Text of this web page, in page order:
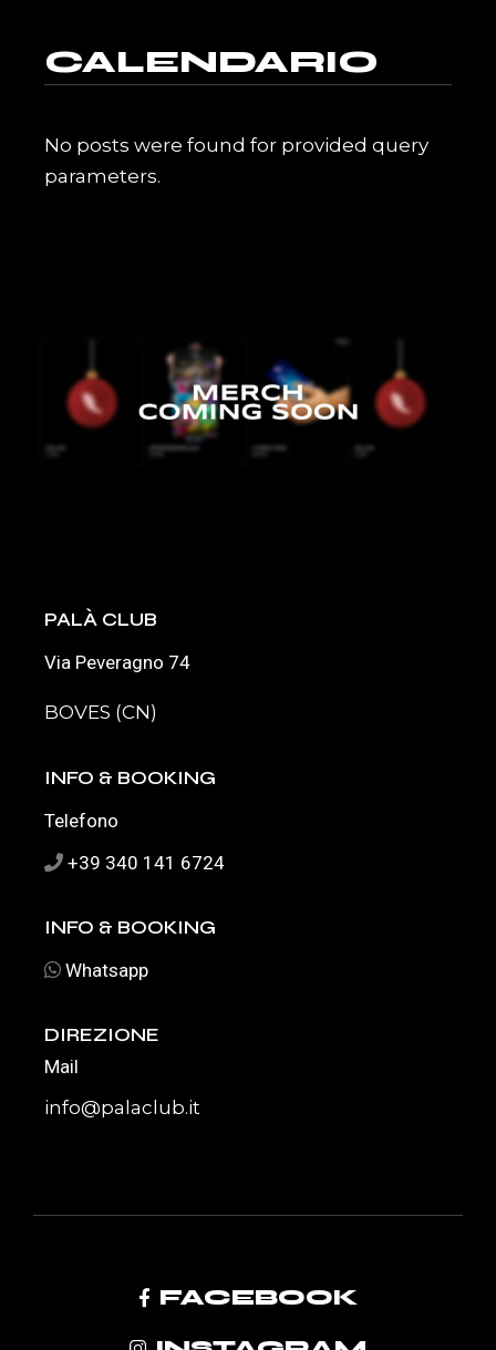
CALENDARIO
No posts were found for provided query
parameters.
PALÀ CLUB
Via Peveragno 74
BOVES (CN)
INFO & BOOKING
Telefono
+39 340 141 6724
INFO & BOOKING
Whatsapp
DIREZIONE
Mail
info@palaclub.it
FACEBOOK